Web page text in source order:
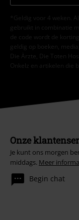
*Geldig voor 4 weken.
gebruikt in combinatie
de code wordt de
geldig op boeken,
Die Ärzte, Die Toten
Onkelz en artikelen die
Onze
Je kunt ons morgen
middags. Meer
Begin chat